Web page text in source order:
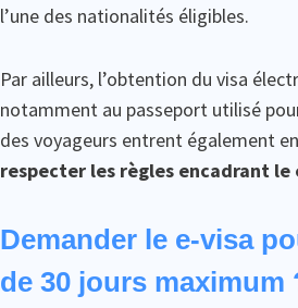
l’une des nationalités éligibles.
Par ailleurs, l’obtention du visa
notamment au passeport utilisé
des voyageurs entrent également
respecter les règles encadrant
Demander le e-visa
de 30 jours maximum